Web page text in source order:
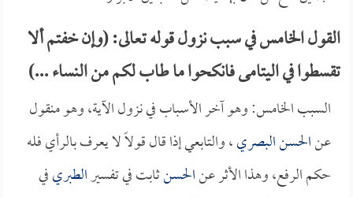
القول الخامس في سبب نزول قوله تعالى: (وإن خفتم ألا
تقسطوا في اليتامى فانكحوا ما طاب لكم من النساء ...)
السبب الخامس: وهو آخر الأسباب في نزول الآية، وهو منقول
عنالحسن البصري، والتابعي إذا قال قولاً لا يعرف بالرأي فله
حكم الرفع، وهذا الأثر عنالحسنثابت في تفسيرالطبريفي